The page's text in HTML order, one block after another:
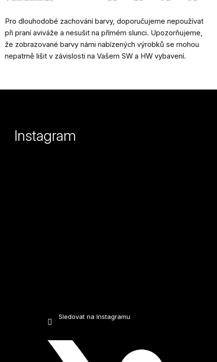
Pro dlouhodobé zachování barvy, doporučujeme nepoužívat
při praní aviváže a nesušit na přímém slunci. Upozorňujeme,
že zobrazované barvy námi nabízených výrobků se mohou
nepatrně lišit v závislosti na Vašem SW a HW vybavení.
Instagram
Sledovat na Instagramu